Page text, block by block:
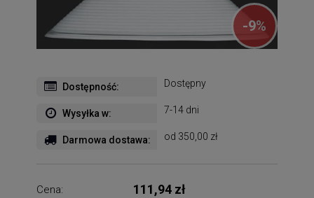
-9%
Dostępność: Dostępny
Wysyłka w: 7-14 dni
Darmowa dostawa: od 350,00 zł
Cena: 111,94 zł